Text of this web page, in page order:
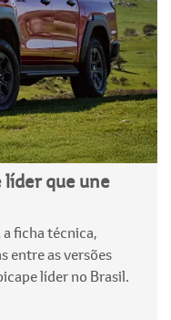
líder que une
ficha técnica,
entre as versões
líder no Brasil.